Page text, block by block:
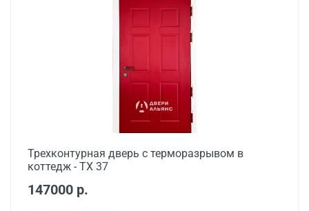
Трехконтурная дверь с терморазрывом в
коттедж - ТХ 37
147000 р.